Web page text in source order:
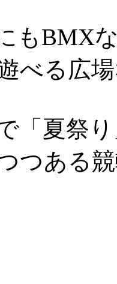
もBMX
べる広
「夏祭
つある